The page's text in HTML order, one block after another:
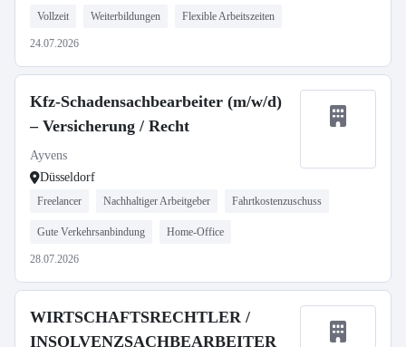
Vollzeit Weiterbildungen Flexible Arbeitszeiten
24.07.2026
Kfz-Schadensachbearbeiter (m/w/d)
– Versicherung / Recht
Ayvens
Düsseldorf
Freelancer Nachhaltiger Arbeitgeber Fahrtkostenzuschuss
Gute Verkehrsanbindung Home-Office
28.07.2026
WIRTSCHAFTSRECHTLER /
INSOLVENZSACHBEARBEITER